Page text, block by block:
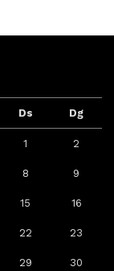
Ds Dg
1 2
8 9
15 16
22 23
29 30